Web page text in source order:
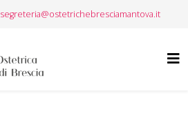
segreteria@ostetrichebresciamantova.it